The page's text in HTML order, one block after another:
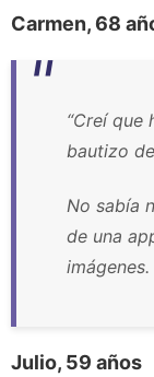
Carmen, 68
“Creí
bautizo
No sabía
de una
Julio, 59 años